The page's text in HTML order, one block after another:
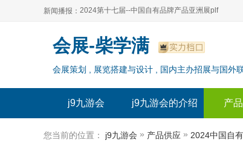
新闻播报：
2024上海自有品牌展--百货展|食品展 零售展|oem展
2024全球自有--品牌产品亚洲展（plf）
2024上海自有品牌展--2024上海oem 贴牌代加工展
2024第十七届--中国自有品牌产品亚洲展plf
2024全球自有--品牌产品亚洲展（plf）
2024年上海--第17届自有品牌展
会展-柴学满
会展策划 , 展览搭建与设计 , 国内主办招展与国外
j9九游会 j9九游会的介绍 产
您当前的位置： j9九游会 » 产品供应 » 2024中国自